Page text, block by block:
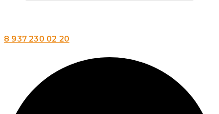
8 937 230 02 20